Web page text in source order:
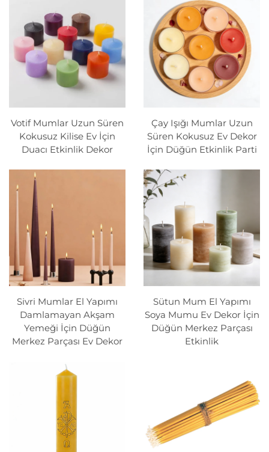
Votif Mumlar Uzun Süren
Kokusuz Kilise Ev İçin
Duacı Etkinlik Dekor
Çay Işığı Mumlar Uzun
Süren Kokusuz Ev Dekor
İçin Düğün Etkinlik Parti
Sivri Mumlar El Yapımı
Damlamayan Akşam
Yemeği İçin Düğün
Merkez Parçası Ev Dekor
Sütun Mum El Yapımı
Soya Mumu Ev Dekor İçin
Düğün Merkez Parçası
Etkinlik